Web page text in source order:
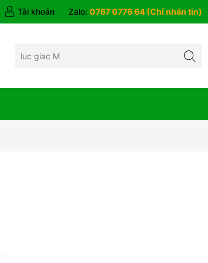
Tài khoản Zalo: 0767 0776 64 (Chỉ nhắn tin)